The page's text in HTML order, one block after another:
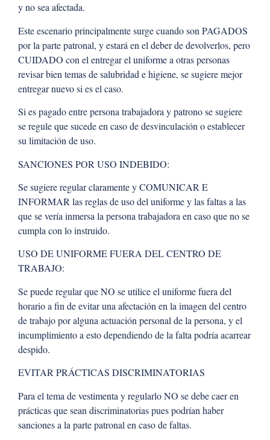
y no sea afectada.
Este escenario principalmente surge cuando son PAGADOS
por la parte patronal, y estará en el deber de devolverlos, pero
CUIDADO con el entregar el uniforme a otras personas
revisar bien temas de salubridad e higiene, se sugiere mejor
entregar nuevo si es el caso.
Si es pagado entre persona trabajadora y patrono se sugiere
se regule que sucede en caso de desvinculación o establecer
su limitación de uso.
SANCIONES POR USO INDEBIDO:
Se sugiere regular claramente y COMUNICAR E
INFORMAR las reglas de uso del uniforme y las faltas a las
que se vería inmersa la persona trabajadora en caso que no se
cumpla con lo instruido.
USO DE UNIFORME FUERA DEL CENTRO DE
TRABAJO:
Se puede regular que NO se utilice el uniforme fuera del
horario a fin de evitar una afectación en la imagen del centro
de trabajo por alguna actuación personal de la persona, y el
incumplimiento a esto dependiendo de la falta podría acarrear
despido.
EVITAR PRÁCTICAS DISCRIMINATORIAS
Para el tema de vestimenta y regularlo NO se debe caer en
prácticas que sean discriminatorias pues podrían haber
sanciones a la parte patronal en caso de faltas.